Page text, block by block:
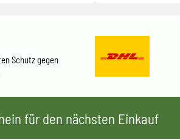
Schutz gegen
für den nächsten Einkauf